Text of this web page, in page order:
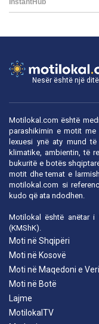
Nesër është një ditë
Motilokal.com është
parashikimin e motit me
lexuesi ynë aty mund
klimatike, ambientin, të
bukuritë e botës
motit dhe temat e
motilokal.com si
kudo që ata ndodhen.
Motilokal është anëtar i
(KMShK).
Moti në Shqipëri
Moti në Kosovë
Moti në Maqedoni e
Moti në Botë
Lajme
MotilokalTV